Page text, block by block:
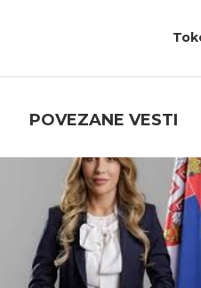
POVEZANE VESTI